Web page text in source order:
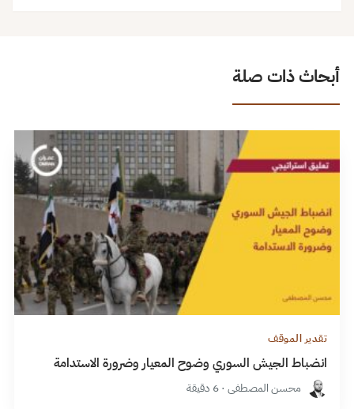
أبحاث ذات صلة
تقدير الموقف
انضباط الجيش السوري وضوح المعيار وضرورة الاستدامة
محسن المصطفى · 6 دقيقة